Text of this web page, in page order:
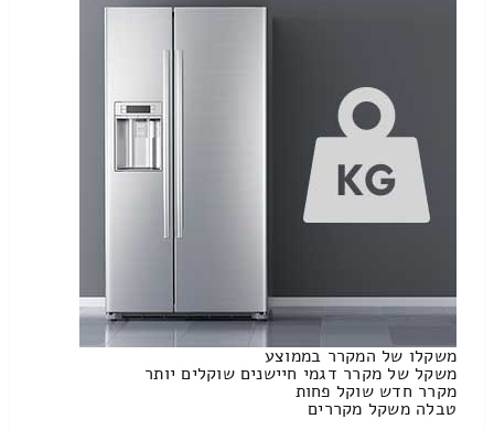
משקלו של המקרר בממוצע
משקל של מקרר דגמי חיישנים שוקלים יותר
מקרר חדש שוקל פחות
טבלה משקל מקררים